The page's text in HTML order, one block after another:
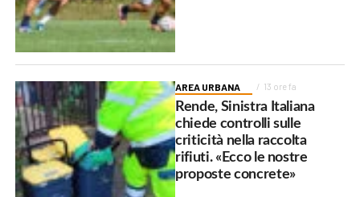
AREA URBANA 13 ore fa
Rende, Sinistra Italiana
chiede controlli sulle
criticità nella raccolta
rifiuti. «Ecco le nostre
proposte concrete»